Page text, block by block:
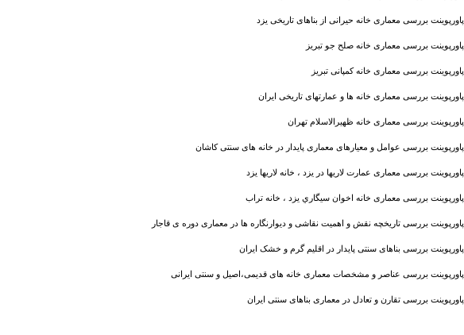
پاورپوینت بررسی معماری خانه حیرانی از بناهای تاریخی یزد
پاورپوینت بررسی معماری خانه صلح جو تبریز
پاورپوینت بررسی معماری خانه کمپانی تبریز
پاورپوینت بررسی معماری خانه ها و عمارتهای تاریخی ایران
پاورپوینت بررسی معماری خانه ظهیرالاسلام تهران
پاورپوینت بررسی عوامل و معیارهای معماری پایدار در خانه های سنتی کاشان
پاورپوینت بررسی معماری عمارت لاریها در یزد ، خانه لاریها یزد
پاورپوینت بررسی معماری خانه اخوان سيگاري یزد ، خانه تراب
پاورپوینت بررسی تاریخچه نقش و اهمیت نقاشی و دیوارنگاره ها در معماری دوره ی قاجار
پاورپوینت بررسی بناهای سنتی پایدار در اقلیم گرم و خشک ایران
پاورپوینت بررسی عناصر و مشخصات معماری خانه های قدیمی،اصیل و سنتی ایرانی
پاورپوینت بررسی تقارن و تعادل در معماری بناهای سنتی ایران